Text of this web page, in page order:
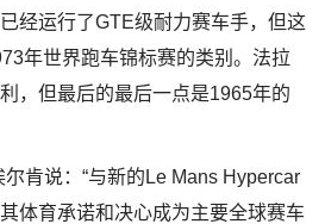
经运行了GTE级耐力赛车手，但这
年世界跑车锦标赛的类别。法拉
，但最后的最后一点是1965年的
尔肯说：“与新的Le Mans Hypercar
体育承诺和决心成为主要全球赛车